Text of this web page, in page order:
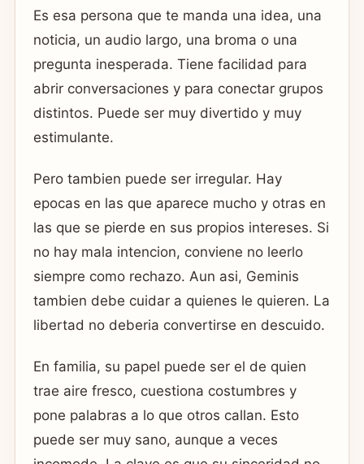
Es esa persona que te manda una idea, una
noticia, un audio largo, una broma o una
pregunta inesperada. Tiene facilidad para
abrir conversaciones y para conectar grupos
distintos. Puede ser muy divertido y muy
estimulante.
Pero tambien puede ser irregular. Hay
epocas en las que aparece mucho y otras en
las que se pierde en sus propios intereses. Si
no hay mala intencion, conviene no leerlo
siempre como rechazo. Aun asi, Geminis
tambien debe cuidar a quienes le quieren. La
libertad no deberia convertirse en descuido.
En familia, su papel puede ser el de quien
trae aire fresco, cuestiona costumbres y
pone palabras a lo que otros callan. Esto
puede ser muy sano, aunque a veces